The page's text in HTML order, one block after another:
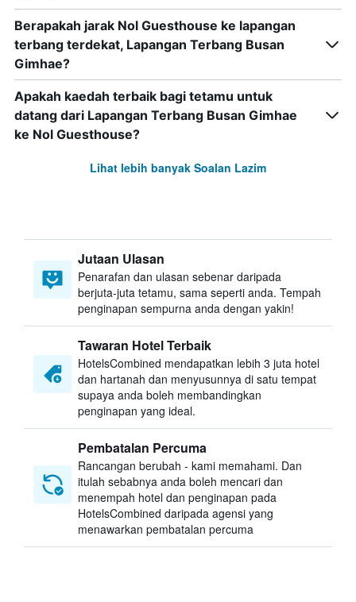
Berapakah jarak Nol Guesthouse ke lapangan
terbang terdekat, Lapangan Terbang Busan
Gimhae?
Apakah kaedah terbaik bagi tetamu untuk
datang dari Lapangan Terbang Busan Gimhae
ke Nol Guesthouse?
Lihat lebih banyak Soalan Lazim
Jutaan Ulasan
Penarafan dan ulasan sebenar daripada
berjuta-juta tetamu, sama seperti anda. Tempah
penginapan sempurna anda dengan yakin!
Tawaran Hotel Terbaik
HotelsCombined mendapatkan lebih 3 juta hotel
dan hartanah dan menyusunnya di satu tempat
supaya anda boleh membandingkan
penginapan yang ideal.
Pembatalan Percuma
Rancangan berubah - kami memahami. Dan
itulah sebabnya anda boleh mencari dan
menempah hotel dan penginapan pada
HotelsCombined daripada agensi yang
menawarkan pembatalan percuma